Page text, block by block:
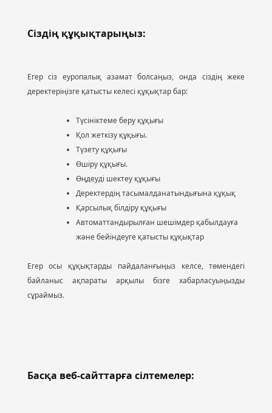
Сіздің құқықтарыңыз:
Егер сіз еуропалық азамат болсаңыз, онда сіздің жеке
деректеріңізге қатысты келесі құқықтар бар:
Түсініктеме беру құқығы
Қол жеткізу құқығы.
Түзету құқығы
Өшіру құқығы.
Өңдеуді шектеу құқығы
Деректердің тасымалданатындығына құқық
Қарсылық білдіру құқығы
Автоматтандырылған шешімдер қабылдауға
және бейіндеуге қатысты құқықтар
Егер осы құқықтарды пайдаланғыңыз келсе, төмендегі
байланыс ақпараты арқылы бізге хабарласуыңызды
сұраймыз.
Басқа веб-сайттарға сілтемелер: